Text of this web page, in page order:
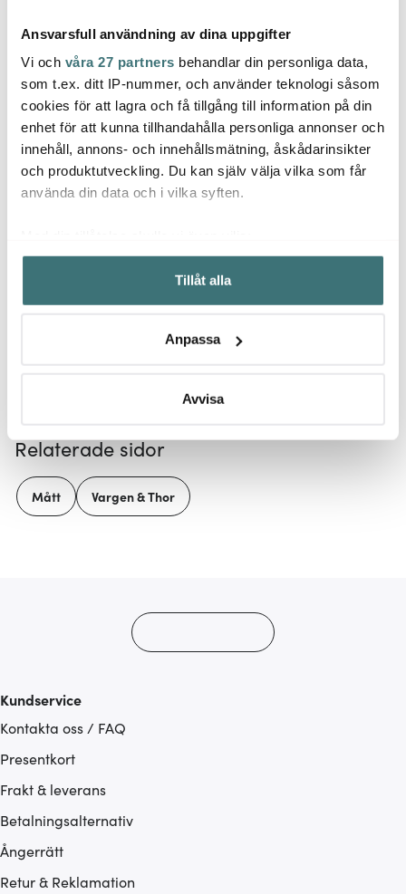
Ansvarsfull användning av dina uppgifter
Vi och våra 27 partners behandlar din personliga data,
som t.ex. ditt IP-nummer, och använder teknologi såsom
cookies för att lagra och få tillgång till information på din
enhet för att kunna tillhandahålla personliga annonser och
innehåll, annons- och innehållsmätning, åskådarinsikter
och produktutveckling. Du kan själv välja vilka som får
använda din data och i vilka syften.
Samla in information om din geografiska plats som
kan ha en noggrannhet på upp till flera meter
Identifiera din enhet genom att aktivt skanna den för
Ta reda på mer om hur dina personliga uppgifter
Du kan ändra eller dra tillbaka ditt samtycke när som
Vi använder cookies för att innehållet och annonserna
ska anpassas efter det som vi tror att du tycker om. Det
gör också att vi kan analysera vår trafik och göra
Tillåt alla
Anpassa
Avvisa
Solstickan
Burk för kaffefilter
Svart/Silver
179 kr
Vargen & Thor
Frost dessertbestick 8
delar svart
495 kr
Jonas
Låt dig inspireras av våra kunder
Relaterade sidor
Mått Vargen & Thor
Kundservice
Kontakta oss / FAQ
Presentkort
Frakt & leverans
Betalningsalternativ
Ångerrätt
Retur & Reklamation